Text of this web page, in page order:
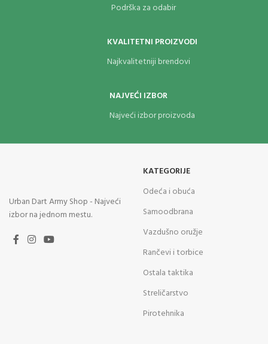
Podrška za odabir
KVALITETNI PROIZVODI
Najkvalitetniji brendovi
NAJVEĆI IZBOR
Najveći izbor proizvoda
Urban Dart Army Shop - Najveći
izbor na jednom mestu.
KATEGORIJE
Odeća i obuća
Samoodbrana
Vazdušno oružje
Rančevi i torbice
Ostala taktika
Streličarstvo
Pirotehnika